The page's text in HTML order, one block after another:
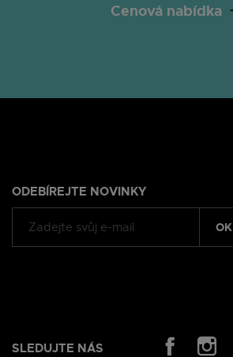
Cenová nabídka
ODEBÍREJTE NOVINKY
OK
SLEDUJTE NÁS